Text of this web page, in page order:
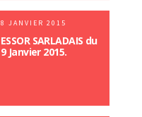
8 JANVIER 2015
ESSOR SARLADAIS du
9 Janvier 2015.